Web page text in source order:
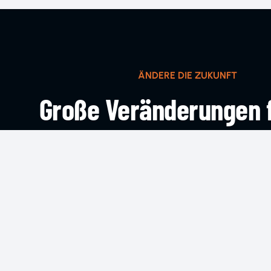
ÄNDERE DIE ZUKUNFT
Große Veränderungen